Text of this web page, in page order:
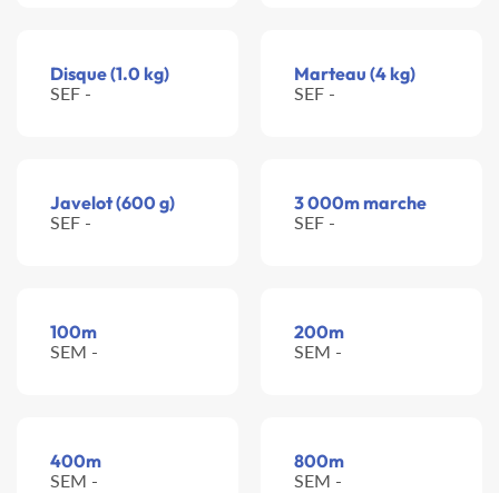
Disque (1.0 kg)
SEF -
Marteau (4 kg)
SEF -
Javelot (600 g)
SEF -
3 000m marche
SEF -
100m
SEM -
200m
SEM -
400m
SEM -
800m
SEM -